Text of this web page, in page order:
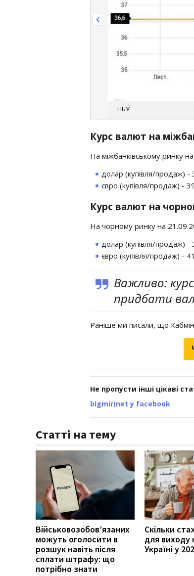
НБУ
Курс валют на
На міжбанківському ринку
долар (купівля/продаж) -
євро (купівля/продаж) -
Курс валют на
На чорному ринку на
долар (купівля/продаж) -
євро (купівля/продаж) -
Важливо:
придбати
Раніше ми писали, що
Не пропусти інші цікаві
bigmir)net у facebook
Статті на тему
Військовозобов’язаних
можуть оголосити в
розшук навіть після
сплати штрафу: що
потрібно знати
Скільки
для виходу
Україні у